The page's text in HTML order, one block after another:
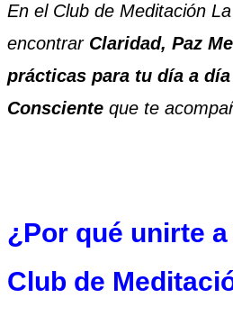
En el Club de Meditación
encontrarClaridad, Paz
prácticas para tu día a
Consciente que te
¿Por qué unirte
Club de